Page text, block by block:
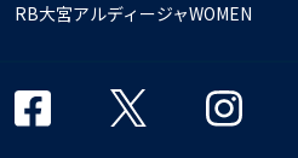
RB大宮アルディージャWOMEN